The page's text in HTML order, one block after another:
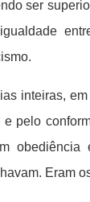
ser
inteiras,
e pelo
obediência
Eram